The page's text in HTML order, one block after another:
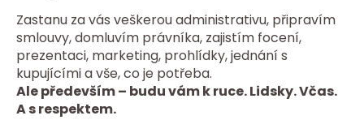
Zastanu za vás veškerou administrativu, připravím
smlouvy, domluvím právníka, zajistím focení,
prezentaci, marketing, prohlídky, jednání s
kupujícími a vše, co je potřeba.
Ale především – budu vám k ruce. Lidsky. Včas.
A s respektem.